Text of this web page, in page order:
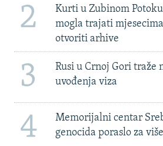
2
Kurti u Zubinom
mogla trajati
otvoriti arhive
3
Rusi u Crnoj Gori traže
uvođenja viza
4
Memorijalni centar
genocida poraslo za